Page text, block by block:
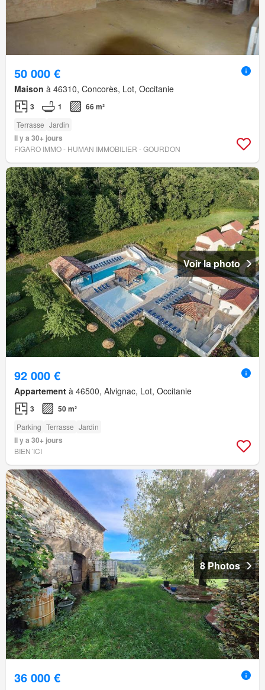
50 000 €
Maison à 46310, Concorès, Lot, Occitanie
3 1 66 m²
Terrasse Jardin
Il y a 30+ jours
FIGARO IMMO - HUMAN IMMOBILIER - GOURDON
Voir la photo
92 000 €
Appartement à 46500, Alvignac, Lot, Occitanie
3 50 m²
Parking Terrasse Jardin
Il y a 30+ jours
BIEN´ICI
8 Photos
36 000 €